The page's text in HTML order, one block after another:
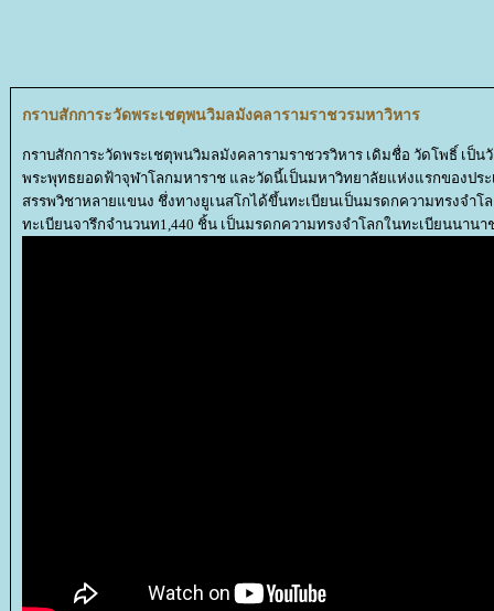
กราบสักการะวัดพระเชตุพนวิมลมังคลารามราชวรมหาวิหาร
กราบสักการะวัดพระเชตุพนวิมลมังคลารามราชวรวิหาร เดิมชื่อ วัดโพธิ์ เป็น
พระพุทธยอดฟ้าจุฬาโลกมหาราช และวัดนี้เป็นมหาวิทยาลัยแห่งแรกของประ
สรรพวิชาหลายแขนง ชึ่งทางยูเนสโกได้ขึ้นทะเบียนเป็นมรดกความทรงจำ
ทะเบียนจารึกจำนวนท1,440 ชิ้น เป็นมรดกความทรงจำโลกในทะเบียนนาน